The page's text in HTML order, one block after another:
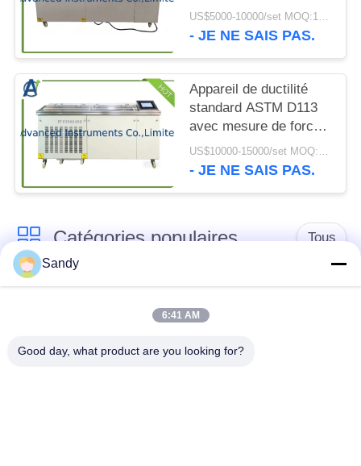
(contrôle industriel)
pour le génie routier
US$5000-10000/set MOQ:1 ensemble
- JE NE SAIS PAS.
Appareil de ductilité
standard ASTM D113
avec mesure de force
pour les essais
d'asphalte
US$10000-15000/set MOQ:1 ensemble
- JE NE SAIS PAS.
Catégories populaires Tous
Équipement de test
Équipement de test
d'huile
Équipement d'essai
Machine d'essai de
Sandy
6:41 AM
Good day, what product are you looking for?